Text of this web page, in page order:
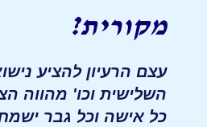
מקורית?
עצם הרעיון להציע
השלישית וכו' מהווה
כל אישה וכל גבר